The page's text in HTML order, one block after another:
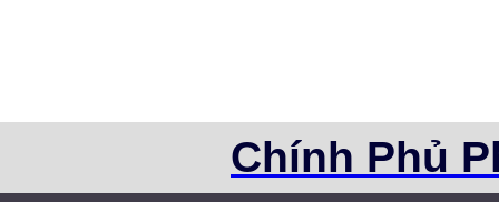
Chính Phủ